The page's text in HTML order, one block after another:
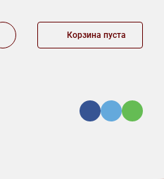
Корзина пуста